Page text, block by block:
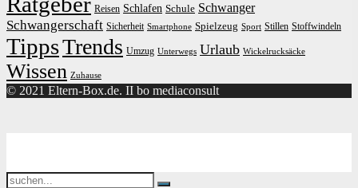
Reisen Schlafen Schule Schwanger
Schwangerschaft Sicherheit Smartphone Spielzeug Sport Stillen Stoffwindeln
TippsTrends Umzug Unterwegs Urlaub Wickelrucksäcke
Wissen Zuhause
© 2021 Eltern-Box.de. II bo mediaconsult